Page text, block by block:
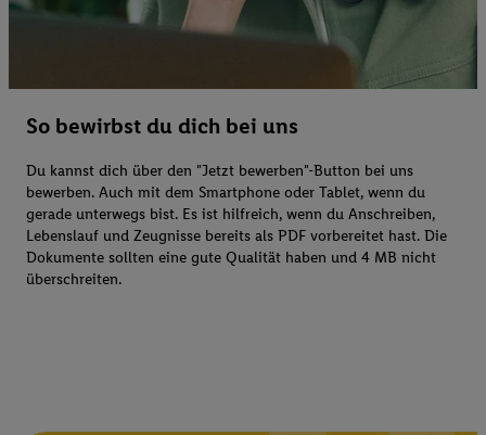
So bewirbst du dich bei uns
Du kannst dich über den "Jetzt bewerben"-Button bei uns
bewerben. Auch mit dem Smartphone oder Tablet, wenn du
gerade unterwegs bist. Es ist hilfreich, wenn du Anschreiben,
Lebenslauf und Zeugnisse bereits als PDF vorbereitet hast. Die
Dokumente sollten eine gute Qualität haben und 4 MB nicht
überschreiten.